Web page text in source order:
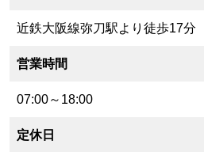
近鉄大阪線弥刀駅より徒歩17分
営業時間
07:00～18:00
定休日